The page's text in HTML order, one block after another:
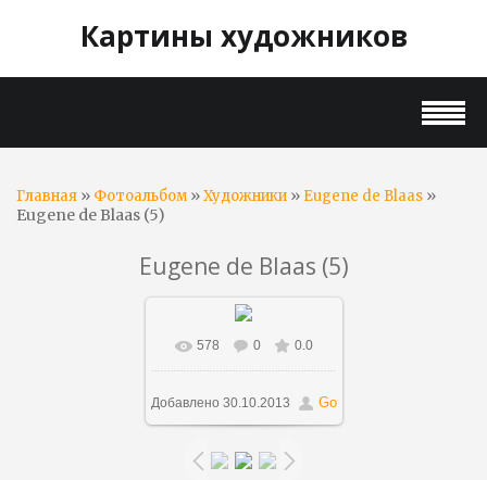
Картины художников
Главная » Фотоальбом»Художники » Eugene de Blaas »
Eugene de Blaas (5)
Eugene de Blaas (5)
В реальном размере
693x1153/ 157.7Kb
578 0 0.0
Добавлено 30.10.2013 Go